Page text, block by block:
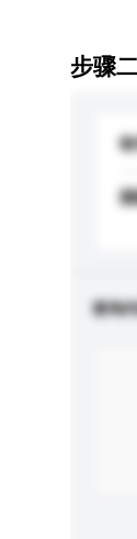
步骤
查询